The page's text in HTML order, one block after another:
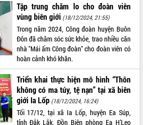
Tập trung chăm lo cho đoàn viên
vùng biên giới (18/12/2024, 21:55)
Trong năm 2024, Công đoàn huyện Buôn
Đôn đã chăm sóc sức khỏe, trao nhiều căn
nhà "Mái ấm Công đoàn" cho đoàn viên có
hoàn cảnh khó khăn.
Triển khai thực hiện mô hình “Thôn
không có ma túy, tệ nạn” tại xã biên
giới Ia Lốp (18/12/2024, 16:24)
Tối 17/12, tại xã Ia Lốp, huyện Ea Súp,
tỉnh Đắk Lắk, Đồn Biên phòng Ea H’Leo